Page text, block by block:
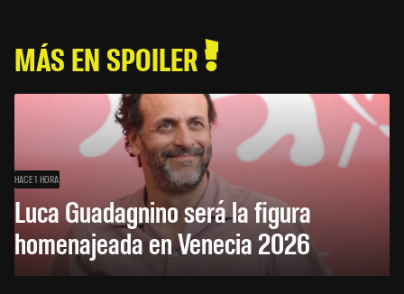
MÁS EN SPOILER
HACE 1 HORA
Luca Guadagnino será la figura
homenajeada en Venecia 2026